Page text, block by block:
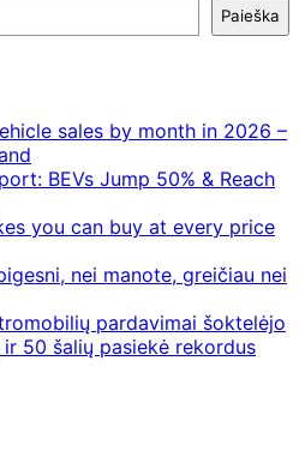
Paieška
sales by month in 2026 –
BEVs Jump 50% & Reach
you can buy at every price
nei manote, greičiau nei
pardavimai šoktelėjo
50 šalių pasiekė rekordus